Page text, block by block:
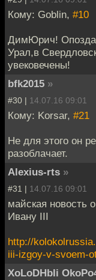
Кому: Goblin, #10
ДимЮрич!
Урал,в
увековечены!
bfk2015 »
#30 | 14.07.16 09:01
Кому: Korsar, #21
Не для этого он
разоблачает.
Alexius-rts »
#31 | 14.07.16 09:01
майская новость
Ивану III
http://
iii-izgoy-v-svoem-
XoLoDHbIi